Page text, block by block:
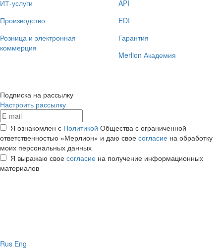
ИТ-услуги
Производство
Розница и электронная
коммерция
API
EDI
Гарантия
Merlion Академия
Подписка на рассылку
Настроить рассылку
Я ознакомлен с Политикой Общества с ограниченной
ответственностью «Мерлион» и даю свое согласие на обработку
моих персональных данных
Я выражаю свое согласие на получение информационных
материалов
Rus Eng